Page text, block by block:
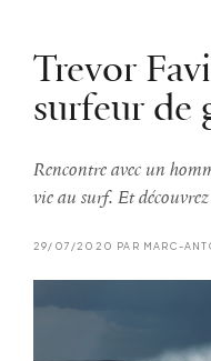
Trevor
surfeur de
Rencontre avec un
vie au surf. Et découvrez
29/07/2020 PAR MARC-